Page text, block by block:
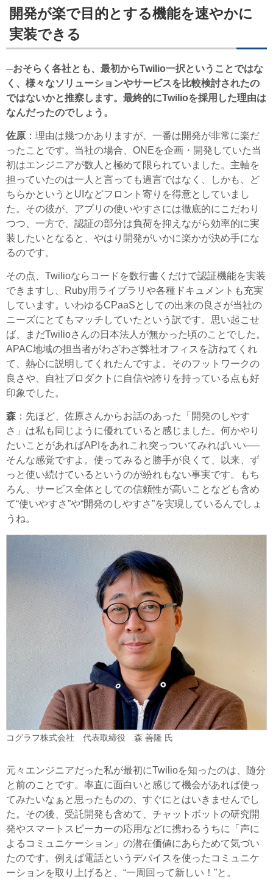
開発が楽で目的とする機能を速やかに
実装できる
─おそらく各社とも、最初からTwilio一択ということではな
く、様々なソリューションやサービスを比較検討されたの
ではないかと推察します。最終的にTwilioを採用した理由は
なんだったのでしょう。
佐原 ：理由は幾つかありますが、一番は開発が非常に楽だ
ったことです。当社の場合、ONEを企画・開発していた当
初はエンジニアが数人と極めて限られていました。主軸を
担っていたのは一人と言っても過言ではなく、しかも、ど
ちらかというとUIなどフロント寄りを得意としていまし
た。その彼が、アプリの使いやすさには徹底的にこだわり
つつ、一方で、認証の部分は負荷を抑えながら効率的に実
装したいとなると、やはり開発がいかに楽かが決め手にな
るのです。
その点、Twilioならコードを数行書くだけで認証機能を実装
できますし、Ruby用ライブラリや各種ドキュメントも充実
しています。いわゆるCPaaSとしての出来の良さが当社の
ニーズにとてもマッチしていたという訳です。思い起こせ
ば、まだTwilioさんの日本法人が無かった頃のことでした。
APAC地域の担当者がわざわざ弊社オフィスを訪ねてくれ
て、熱心に説明してくれたんですよ。そのフットワークの
良さや、自社プロダクトに自信や誇りを持っている点も好
印象でした。
森 ：先ほど、佐原さんからお話のあった「開発のしやす
さ」は私も同じように優れていると感じました。何かやり
たいことがあればAPIをあれこれ突っついてみればいい──
そんな感覚ですよ。使ってみると勝手が良くて、以来、ず
っと使い続けているというのが紛れもない事実です。もち
ろん、サービス全体としての信頼性が高いことなども含め
て“使いやすさ”や“開発のしやすさ”を実現しているんでしょ
うね。
コグラフ株式会社 代表取締役 森 善隆 氏
元々エンジニアだった私が最初にTwilioを知ったのは、随分
と前のことです。率直に面白いと感じて機会があれば使っ
てみたいなぁと思ったものの、すぐにとはいきませんでし
た。その後、受託開発も含めて、チャットボットの研究開
発やスマートスピーカーの応用などに携わるうちに「声に
よるコミュニケーション」の潜在価値にあらためて気づい
たのです。例えば電話というデバイスを使ったコミュニケ
ーションを取り上げると、“一周回って新しい！”と。